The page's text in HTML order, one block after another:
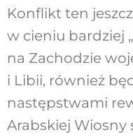
Konflikt ten
w cieniu bardziej
na Zachodzie
i Libii, również
następstwami
Arabskiej Wiosny